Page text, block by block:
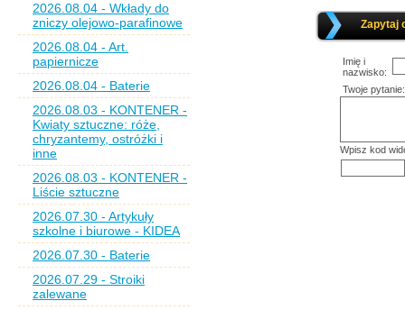
2026.08.04 - Wkłady do
zniczy olejowo-parafinowe
2026.08.04 - Art.
papiernicze
2026.08.04 - Baterie
2026.08.03 - KONTENER -
Kwiaty sztuczne: róże,
chryzantemy, ostróżki i
inne
2026.08.03 - KONTENER -
Liście sztuczne
2026.07.30 - Artykuły
szkolne i biurowe - KIDEA
2026.07.30 - Baterie
2026.07.29 - Stroiki
zalewane
Zapytaj
Imię i
nazwisko:
Twoje pytanie:
Wpisz kod